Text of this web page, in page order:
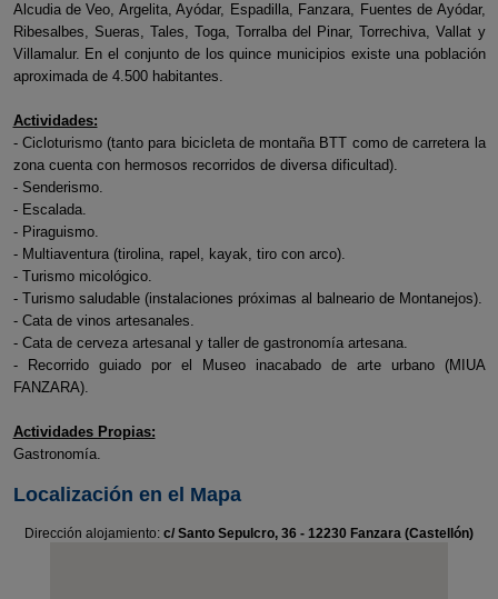
Alcudia de Veo, Argelita, Ayódar, Espadilla, Fanzara, Fuentes de Ayódar,
Ribesalbes, Sueras, Tales, Toga, Torralba del Pinar, Torrechiva, Vallat y
Villamalur. En el conjunto de los quince municipios existe una población
aproximada de 4.500 habitantes.
Actividades:
- Cicloturismo (tanto para bicicleta de montaña BTT como de carretera la
zona cuenta con hermosos recorridos de diversa dificultad).
- Senderismo.
- Escalada.
- Piraguismo.
- Multiaventura (tirolina, rapel, kayak, tiro con arco).
- Turismo micológico.
- Turismo saludable (instalaciones próximas al balneario de Montanejos).
- Cata de vinos artesanales.
- Cata de cerveza artesanal y taller de gastronomía artesana.
- Recorrido guiado por el Museo inacabado de arte urbano (MIUA
FANZARA).
Actividades Propias:
Gastronomía.
Localización en el Mapa
Dirección alojamiento: c/ Santo Sepulcro, 36 - 12230 Fanzara (Castellón)